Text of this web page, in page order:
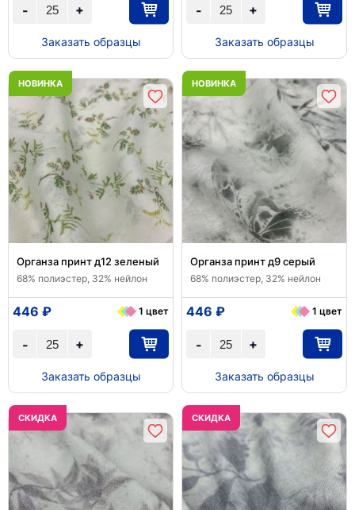
+
-
Заказать образцы
+
-
Заказать образцы
НОВИНКА
Органза принт д12 зеленый
68% полиэстер, 32% нейлон
+
-
446 ₽ 1 цвет
Заказать образцы
НОВИНКА
Органза принт д9 серый
68% полиэстер, 32% нейлон
+
-
446 ₽ 1 цвет
Заказать образцы
CКИДКА CКИДКА